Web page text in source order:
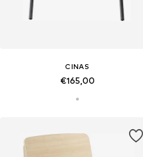
CINAS
€165,00